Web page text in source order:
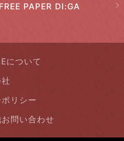
FREE PAPER DI:GA
について
リシー
問い合わせ